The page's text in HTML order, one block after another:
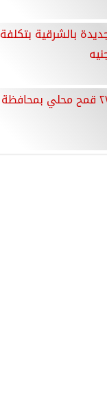
جديدة بالشرقية بتكلفة
توريد ٦٧٢٤٣٠ و ٢٧٠ قمح محلي بمحافظة